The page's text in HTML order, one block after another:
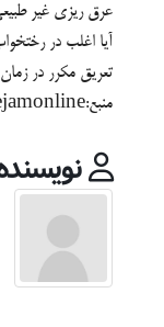
عرق ریزی غیر
آیا اغلب در
تعریق مکرر در
منبع:jamejamonline